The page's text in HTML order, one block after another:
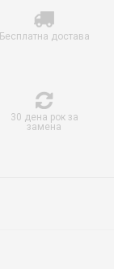
Бесплатна достава
30 дена рок за
замена